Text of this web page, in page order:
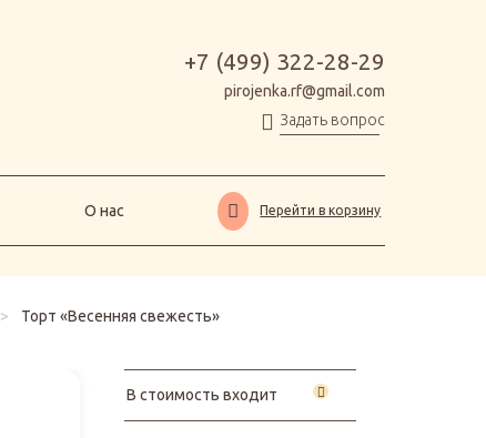
+7 (499) 322-28-29
pirojenka.rf@gmail.com
Задать вопрос
О нас Перейти в корзину
> Торт «Весенняя свежесть»
В стоимость входит